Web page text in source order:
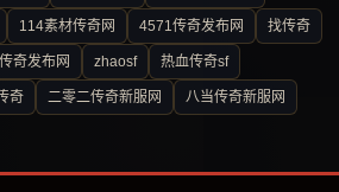
114素材传奇网 4571传奇发布网 找传奇
奇发布网 zhaosf 热血传奇sf
奇 二零二传奇新服网 八当传奇新服网